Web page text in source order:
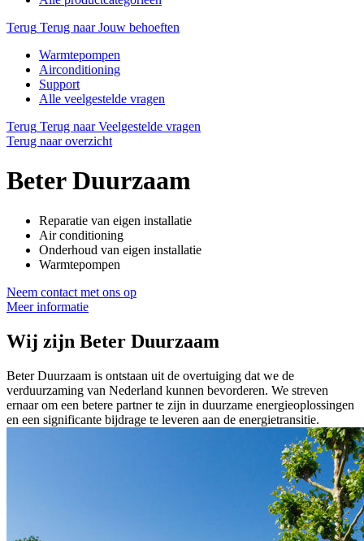
Terug Terug naar Jouw behoeften
Warmtepompen
Airconditioning
Support
Alle veelgestelde vragen
Terug Terug naar Veelgestelde vragen
Terug naar overzicht
Beter Duurzaam
Reparatie van eigen installatie
Air conditioning
Onderhoud van eigen installatie
Warmtepompen
Neem contact met ons op
Meer informatie
Wij zijn Beter Duurzaam
Beter Duurzaam is ontstaan uit de overtuiging dat we de
verduurzaming van Nederland kunnen bevorderen. We streven
ernaar om een betere partner te zijn in duurzame energieoplossingen
en een significante bijdrage te leveren aan de energietransitie.